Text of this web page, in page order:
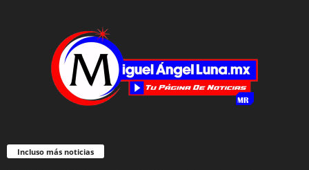
Incluso más noticias